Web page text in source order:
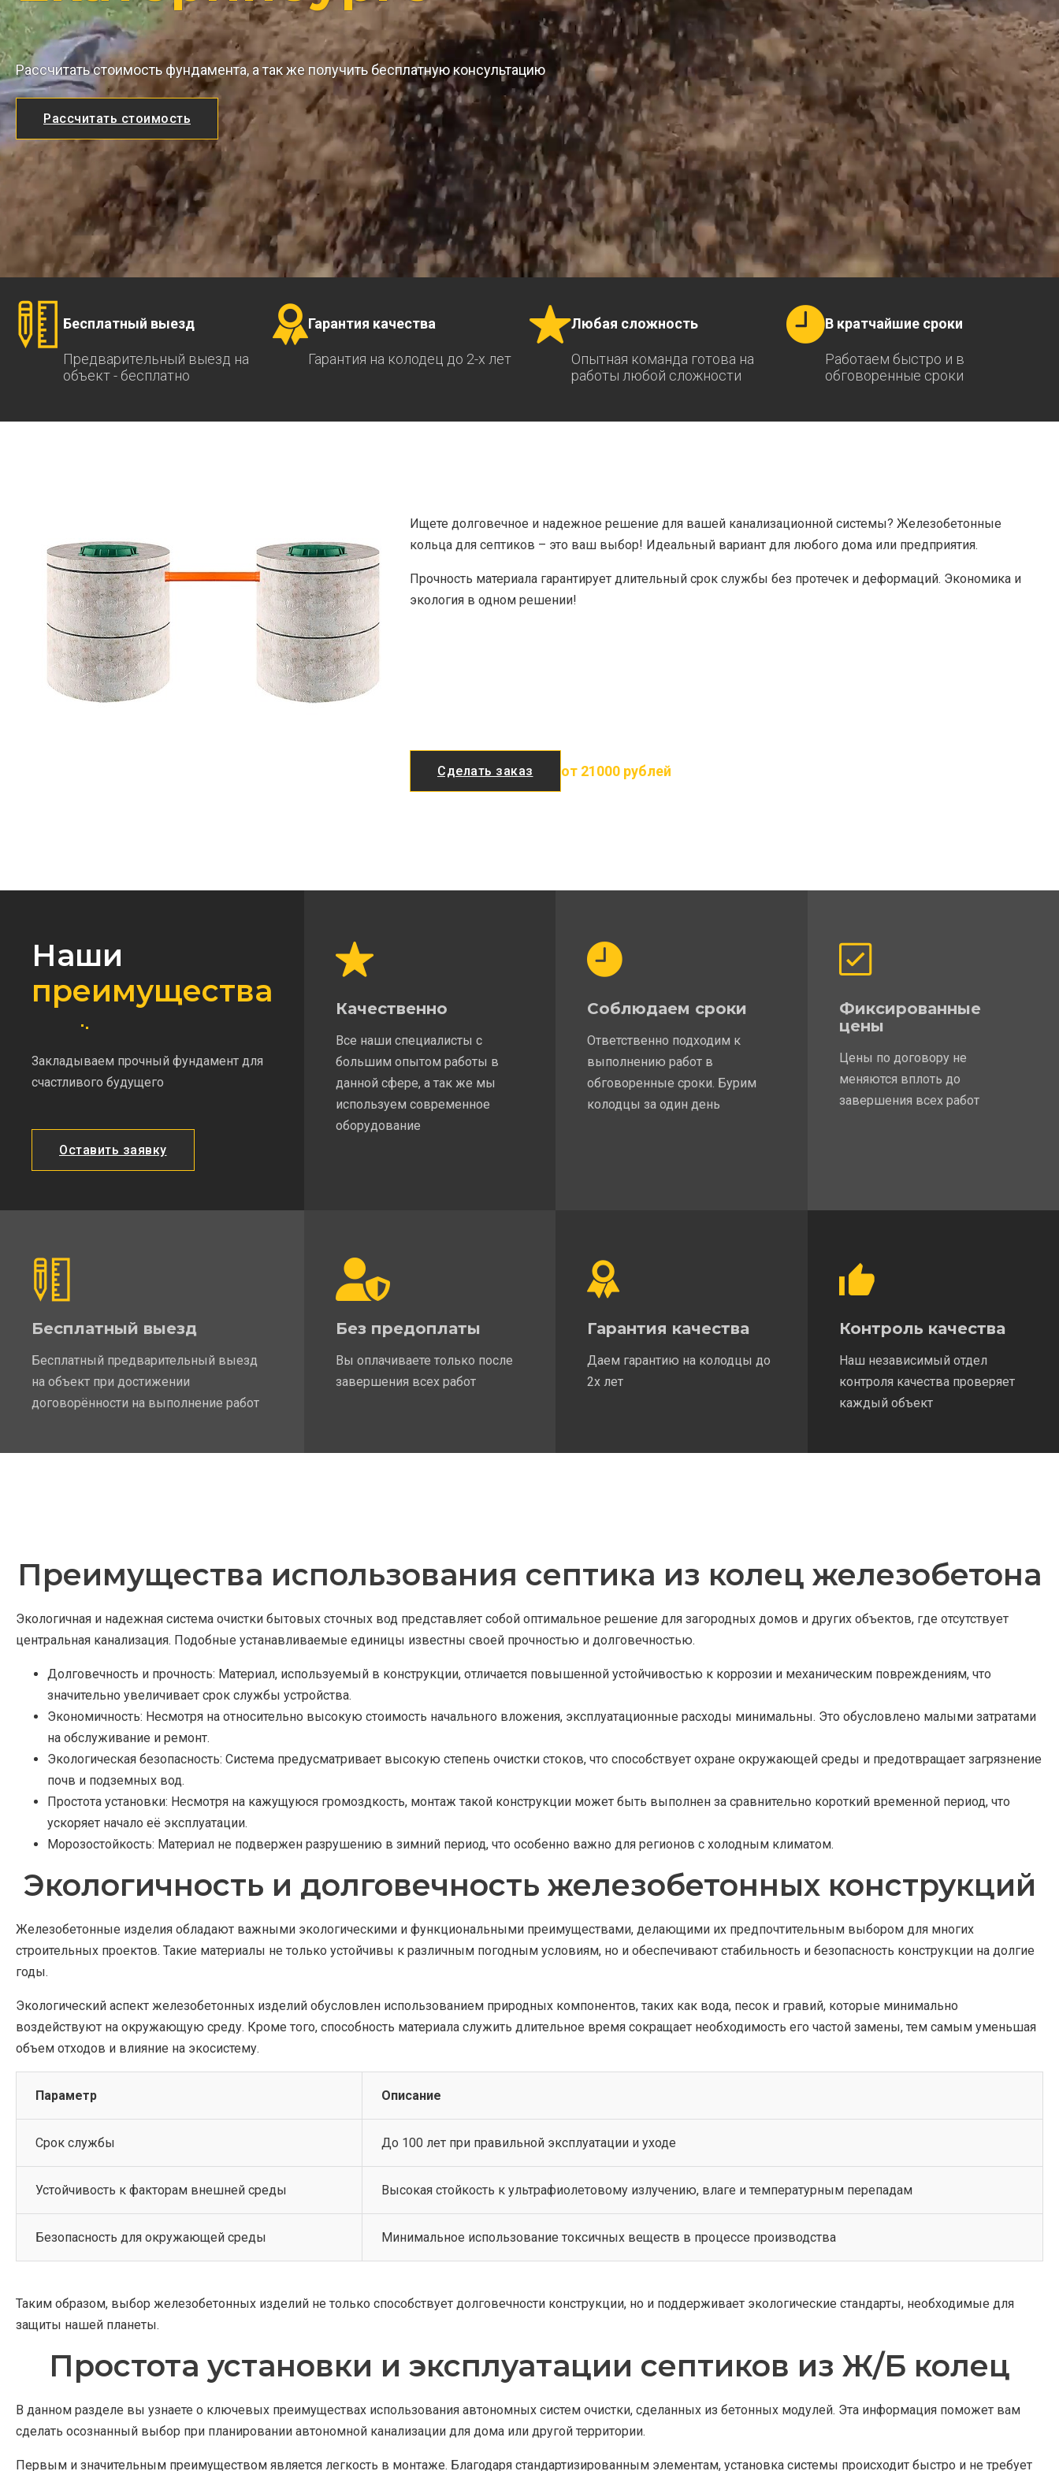
Рассчитать стоимость фундамента, а так же получить бесплатную консультацию
Рассчитать стоимость
Бесплатный выезд
Предварительный выезд на
объект - бесплатно
Гарантия качества
Гарантия на колодец до 2-х лет
Любая сложность
Опытная команда готова на
работы любой сложности
В кратчайшие сроки
Работаем быстро и в
обговоренные сроки
Ищете долговечное и надежное решение для вашей канализационной системы? Железобетонные
кольца для септиков – это ваш выбор! Идеальный вариант для любого дома или предприятия.
Прочность материала гарантирует длительный срок службы без протечек и деформаций. Экономика и
экология в одном решении!
Сделать заказ от 21000 рублей
Наши
преимущества
Закладываем прочный фундамент для
счастливого будущего
Оставить заявку
Качественно
Все наши специалисты с
большим опытом работы в
данной сфере, а так же мы
используем современное
оборудование
Соблюдаем сроки
Ответственно подходим к
выполнению работ в
обговоренные сроки. Бурим
колодцы за один день
Фиксированные
цены
Цены по договору не
меняются вплоть до
завершения всех работ
Бесплатный выезд
Бесплатный предварительный выезд
на объект при достижении
договорённости на выполнение работ
Без предоплаты
Вы оплачиваете только после
завершения всех работ
Гарантия качества
Даем гарантию на колодцы до
2х лет
Контроль качества
Наш независимый отдел
контроля качества проверяет
каждый объект
Преимущества использования септика из колец железобетона
Экологичная и надежная система очистки бытовых сточных вод представляет собой оптимальное решение для загородных домов и других объектов, где отсутствует
центральная канализация. Подобные устанавливаемые единицы известны своей прочностью и долговечностью.
Долговечность и прочность: Материал, используемый в конструкции, отличается повышенной устойчивостью к коррозии и механическим повреждениям, что
значительно увеличивает срок службы устройства.
Экономичность: Несмотря на относительно высокую стоимость начального вложения, эксплуатационные расходы минимальны. Это обусловлено малыми затратами
на обслуживание и ремонт.
Экологическая безопасность: Система предусматривает высокую степень очистки стоков, что способствует охране окружающей среды и предотвращает загрязнение
почв и подземных вод.
Простота установки: Несмотря на кажущуюся громоздкость, монтаж такой конструкции может быть выполнен за сравнительно короткий временной период, что
ускоряет начало её эксплуатации.
Морозостойкость: Материал не подвержен разрушению в зимний период, что особенно важно для регионов с холодным климатом.
Экологичность и долговечность железобетонных конструкций
Железобетонные изделия обладают важными экологическими и функциональными преимуществами, делающими их предпочтительным выбором для многих
строительных проектов. Такие материалы не только устойчивы к различным погодным условиям, но и обеспечивают стабильность и безопасность конструкции на долгие
годы.
Экологический аспект железобетонных изделий обусловлен использованием природных компонентов, таких как вода, песок и гравий, которые минимально
воздействуют на окружающую среду. Кроме того, способность материала служить длительное время сокращает необходимость его частой замены, тем самым уменьшая
объем отходов и влияние на экосистему.
Параметр Описание
Срок службы До 100 лет при правильной эксплуатации и уходе
Устойчивость к факторам внешней среды Высокая стойкость к ультрафиолетовому излучению, влаге и температурным перепадам
Безопасность для окружающей среды Минимальное использование токсичных веществ в процессе производства
Таким образом, выбор железобетонных изделий не только способствует долговечности конструкции, но и поддерживает экологические стандарты, необходимые для
защиты нашей планеты.
Простота установки и эксплуатации септиков из Ж/Б колец
В данном разделе вы узнаете о ключевых преимуществах использования автономных систем очистки, сделанных из бетонных модулей. Эта информация поможет вам
сделать осознанный выбор при планировании автономной канализации для дома или другой территории.
Первым и значительным преимуществом является легкость в монтаже. Благодаря стандартизированным элементам, установка системы происходит быстро и не требует